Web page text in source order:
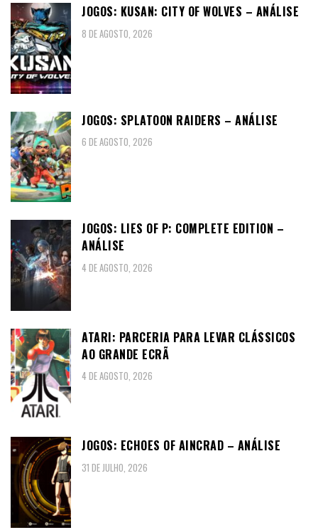
JOGOS: KUSAN: CITY OF WOLVES – ANÁLISE
8 DE AGOSTO, 2026
JOGOS: SPLATOON RAIDERS – ANÁLISE
6 DE AGOSTO, 2026
JOGOS: LIES OF P: COMPLETE EDITION –
ANÁLISE
4 DE AGOSTO, 2026
ATARI: PARCERIA PARA LEVAR CLÁSSICOS
AO GRANDE ECRÃ
4 DE AGOSTO, 2026
JOGOS: ECHOES OF AINCRAD – ANÁLISE
31 DE JULHO, 2026